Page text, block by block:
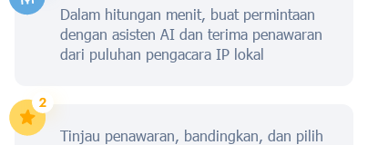
Dalam hitungan menit, buat permintaan
dengan asisten AI dan terima penawaran
dari puluhan pengacara IP lokal
Tinjau penawaran, bandingkan, dan pilih